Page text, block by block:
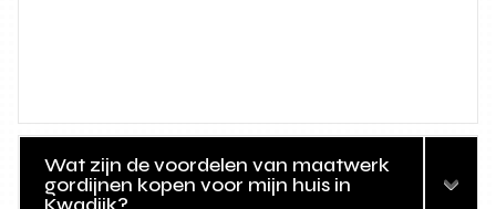
Wat zijn de voordelen van maatwerk
gordijnen kopen voor mijn huis in